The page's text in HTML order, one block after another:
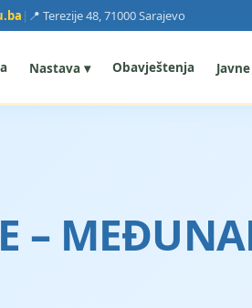
| 📍 Terezije 48, 71000 Sarajevo
Nastava ▾ Obavještenja
–